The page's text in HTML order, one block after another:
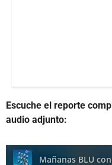
Escuche el reporte
audio adjunto: